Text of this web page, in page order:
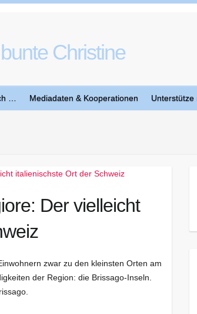
… Mediadaten & Kooperationen Unterstütze
Der vielleicht
zwar zu den kleinsten Orten am
der Region: die Brissago-Inseln.
Brissago.